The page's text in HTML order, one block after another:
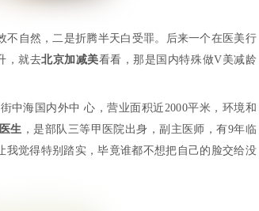
自然，二是折腾半天白受罪。后来一个在医美行
，就去北京加减美看看，那是国内特殊做V美减龄
中海国内外中 心，营业面积近2000平米，环境和
生 ，是部队三等甲医院出身，副主医师，有9年临
觉得特别踏实，毕竟谁都不想把自己的脸交给没